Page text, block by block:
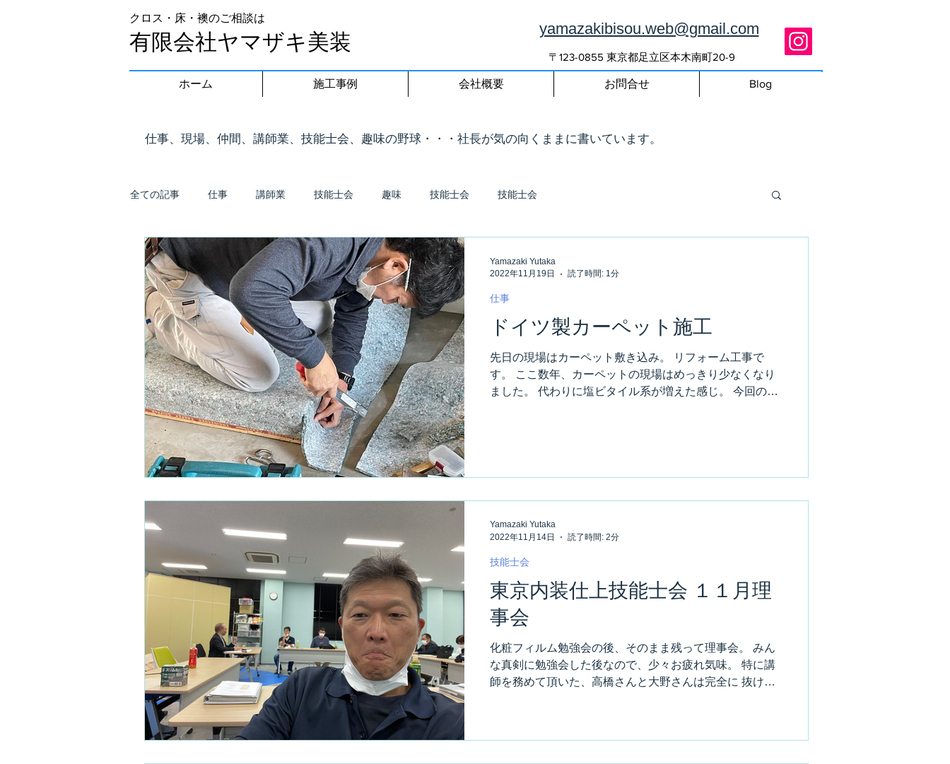
クロス・床・襖のご相談は
有限会社ヤマザキ美装
〒123-0855 東京都足立区本木南町20-9
yamazakibisou.web@gmail.com
ホーム 施工事例 会社概要 お問合せ Blog
​仕事、現場、仲間、講師業、技能士会、趣味の野球・・・社長が気の向くままに書いています。
全ての記事 仕事 講師業 技能士会 趣味 技能士会 技能士会
ドイツ製カーペット施工
先日の現場はカーペット敷き込み。 リフォーム工事で
す。 ここ数年、カーペットの現場はめっきり少なくなり
ました。 代わりに塩ビタイル系が増えた感じ。 今回のカ
仕事
Yamazaki Yutaka
2022年11月19日
読了時間: 1分
東京内装仕上技能士会 １１月理
事会
化粧フィルム勉強会の後、そのまま残って理事会。 みん
な真剣に勉強会した後なので、少々お疲れ気味。 特に講
師を務めて頂いた、高橋さんと大野さんは完全に 抜け殻
技能士会
Yamazaki Yutaka
2022年11月14日
読了時間: 2分